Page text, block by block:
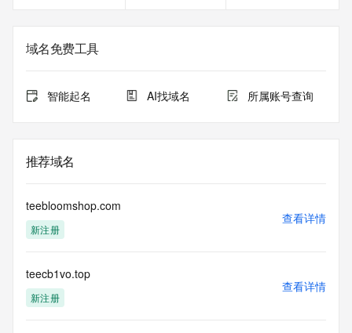
域名免费工具
智能起名 AI找域名 所属账号查询
推荐域名
teebloomshop.com
新注册
查看详情
teecb1vo.top
新注册
查看详情